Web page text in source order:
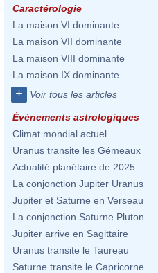
Caractérologie
La maison VI dominante
La maison VII dominante
La maison VIII dominante
La maison IX dominante
+ Voir tous les articles
Évènements astrologiques
Climat mondial actuel
Uranus transite les Gémeaux
Actualité planétaire de 2025
La conjonction Jupiter Uranus
Jupiter et Saturne en Verseau
La conjonction Saturne Pluton
Jupiter arrive en Sagittaire
Uranus transite le Taureau
Saturne transite le Capricorne